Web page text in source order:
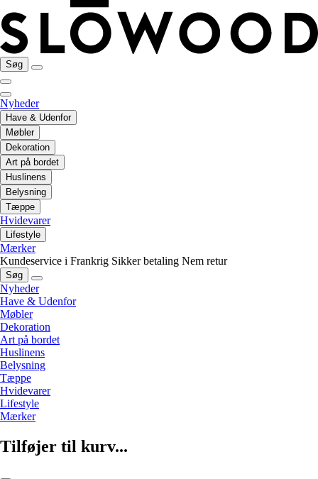
Søg
Nyheder
Have & Udenfor
Møbler
Dekoration
Art på bordet
Huslinens
Belysning
Tæppe
Hvidevarer
Lifestyle
Mærker
Kundeservice i Frankrig Sikker betaling Nem retur
Søg
Nyheder
Have & Udenfor
Møbler
Dekoration
Art på bordet
Huslinens
Belysning
Tæppe
Hvidevarer
Lifestyle
Mærker
Tilføjer til kurv...